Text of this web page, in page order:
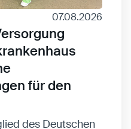
07.08.2026
für den
des Deutschen
Sie das Laden von
Videoinhalte zu